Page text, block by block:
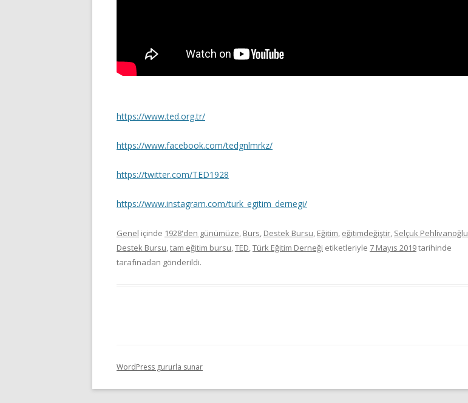
https://www.ted.org.tr/
https://www.facebook.com/tedgnlmrkz/
https://twitter.com/TED1928
https://www.instagram.com/turk_egitim_dernegi/
Genel içinde 1928'den günümüze, Burs, Destek Bursu, Eğitim, eğitimdeğiştir, Selçuk Pehlivanoğlu
Destek Bursu,tam eğitim bursu,TED,Türk Eğitim Derneği etiketleriyle 7 Mayıs 2019tarihinde
tarafınadan gönderildi.
WordPress gururla sunar